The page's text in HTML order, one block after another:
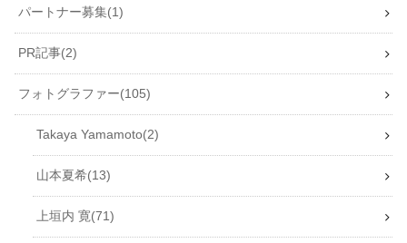
パートナー募集 1
PR記事 2
フォトグラファー 105
Takaya Yamamoto 2
山本夏希 13
上垣内 寛 71